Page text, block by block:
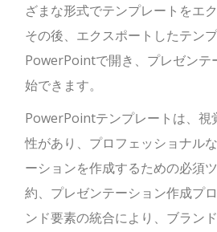
ざまな形式でテンプレートをエ
その後、エクスポートしたテン
PowerPointで開き、プレゼンテ
始できます。
PowerPointテンプレートは、視
性があり、プロフェッショナル
ーションを作成するための必須
約、プレゼンテーション作成プ
ンド要素の統合により、ブラン